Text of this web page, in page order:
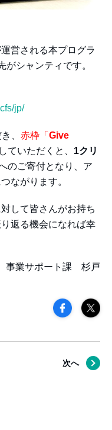
営される本プログラ
がシャンティです。
jp/
、 赤枠「 Give
ていただくと、 1クリ
のご寄付となり、ア
ながります。
して皆さんがお持ち
返る機会になれば幸
事業サポート課 杉戸
次へ